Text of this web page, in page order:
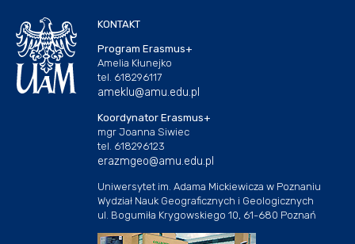
KONTAKT
Program Erasmus+
Amelia Kłunejko
tel. 618296117
ameklu@amu.edu.pl
Koordynator Erasmus+
mgr Joanna Siwiec
tel. 618296123
erazmgeo@amu.edu.pl
Uniwersytet im. Adama Mickiewicza w Poznaniu
Wydział Nauk Geograficznych i Geologicznych
ul. Bogumiła Krygowskiego 10, 61-680 Poznań